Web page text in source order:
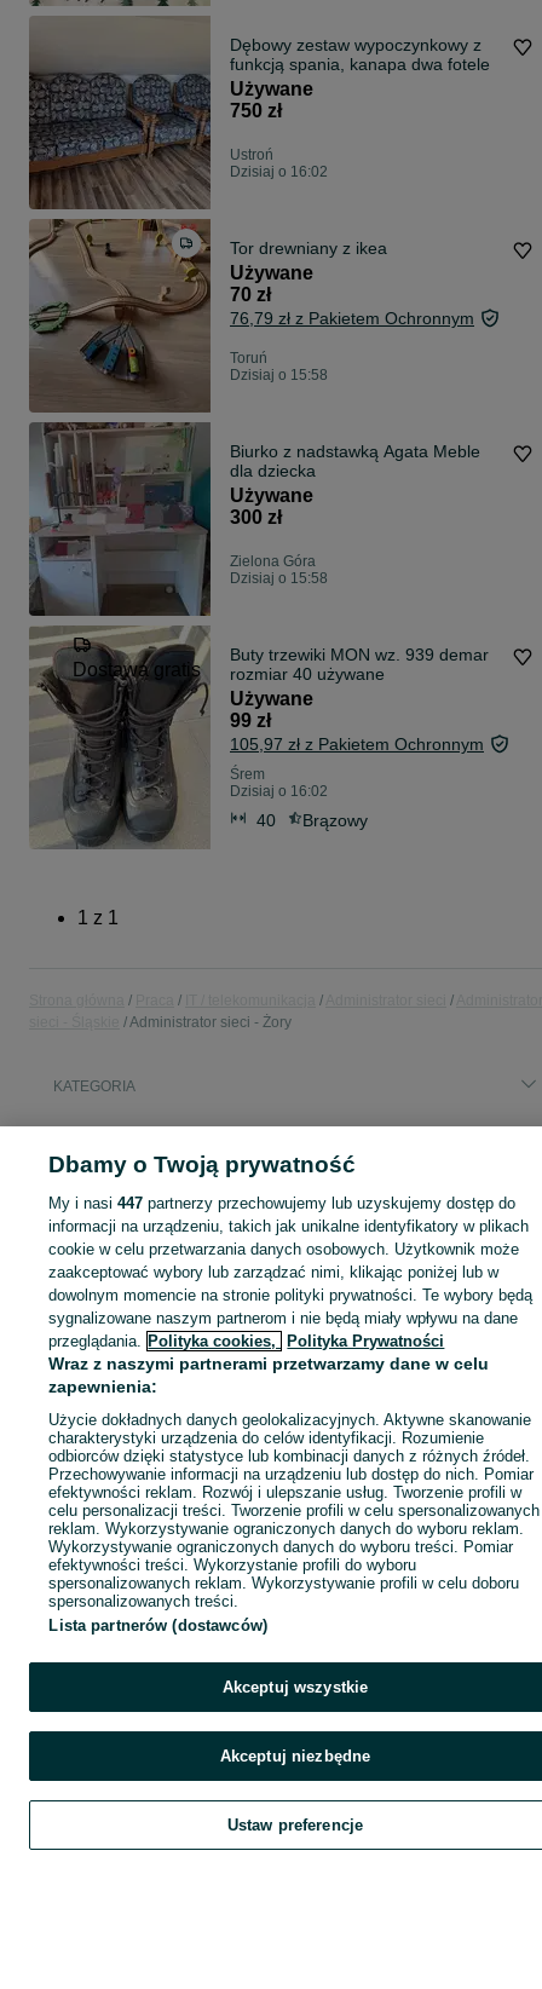
Dębowy zestaw wypoczynkowy z
funkcją spania, kanapa dwa fotele
Używane
750 zł
Ustroń
Dzisiaj o 16:02
Tor drewniany z ikea
Używane
70 zł
76,79 zł z Pakietem Ochronnym
Toruń
Dzisiaj o 15:58
Biurko z nadstawką Agata Meble
dla dziecka
Używane
300 zł
Zielona Góra
Dzisiaj o 15:58
Dostawa gratis
Buty trzewiki MON wz. 939 demar
rozmiar 40 używane
Używane
99 zł
105,97 zł z Pakietem Ochronnym
Śrem
Dzisiaj o 16:02
40 Brązowy
1 z 1
Administrator sieci - Żory
KATEGORIA
Mapa kategorii
Mapa miejscowości
Mapa ministron
Popularne wyszukiwania
Szukaj Obserwujesz Dodaj Czat
Dbamy o Twoją prywatność
My i nasi447 partnerzy przechowujemy lub uzyskujemy dostęp do
informacji na urządzeniu, takich jak unikalne identyfikatory w plikach
cookie w celu przetwarzania danych osobowych. Użytkownik może
zaakceptować wybory lub zarządzać nimi, klikając poniżej lub w
dowolnym momencie na stronie polityki prywatności. Te wybory będą
sygnalizowane naszym partnerom i nie będą miały wpływu na dane
przeglądania. Polityka cookies, Polityka Prywatności
Wraz z naszymi partnerami przetwarzamy dane w celu
zapewnienia:
Użycie dokładnych danych geolokalizacyjnych. Aktywne skanowanie
charakterystyki urządzenia do celów identyfikacji. Rozumienie
odbiorców dzięki statystyce lub kombinacji danych z różnych źródeł.
Przechowywanie informacji na urządzeniu lub dostęp do nich. Pomiar
efektywności reklam. Rozwój i ulepszanie usług. Tworzenie profili w
celu personalizacji treści. Tworzenie profili w celu spersonalizowanych
reklam. Wykorzystywanie ograniczonych danych do wyboru reklam.
Wykorzystywanie ograniczonych danych do wyboru treści. Pomiar
efektywności treści. Wykorzystanie profili do wyboru
spersonalizowanych reklam. Wykorzystywanie profili w celu doboru
spersonalizowanych treści.
Lista partnerów (dostawców)
Akceptuj wszystkie
Akceptuj niezbędne
Ustaw preferencje